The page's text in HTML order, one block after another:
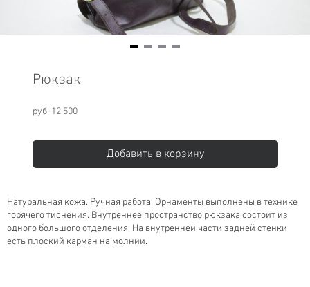
Рюкзак
руб. 12.500
Добавить в корзину
Натуральная кожа. Ручная работа. Орнаменты выполнены в технике
горячего тиснения. Внутреннее пространство рюкзака состоит из
одного большого отделения. На внутренней части задней стенки
есть плоский карман на молнии.